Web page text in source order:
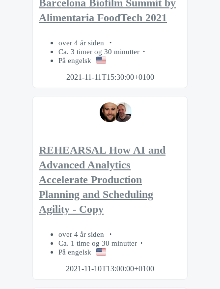
Barcelona Biofilm Summit by
Alimentaria FoodTech 2021
over 4 år siden
Ca. 3 timer og 30 minutter
På engelsk
2021-11-11T15:30:00+0100
REHEARSAL How AI and
Advanced Analytics
Accelerate Production
Planning and Scheduling
Agility - Copy
over 4 år siden
Ca. 1 time og 30 minutter
På engelsk
2021-11-10T13:00:00+0100